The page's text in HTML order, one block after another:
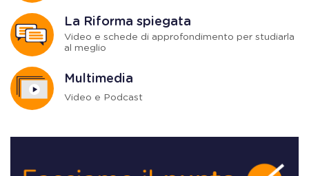
La Riforma spiegata
Video e schede di approfondimento per studiarla
al meglio
Multimedia
Video e Podcast